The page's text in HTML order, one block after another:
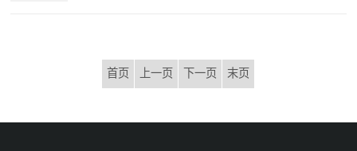
首页
上一页 下一页 末页